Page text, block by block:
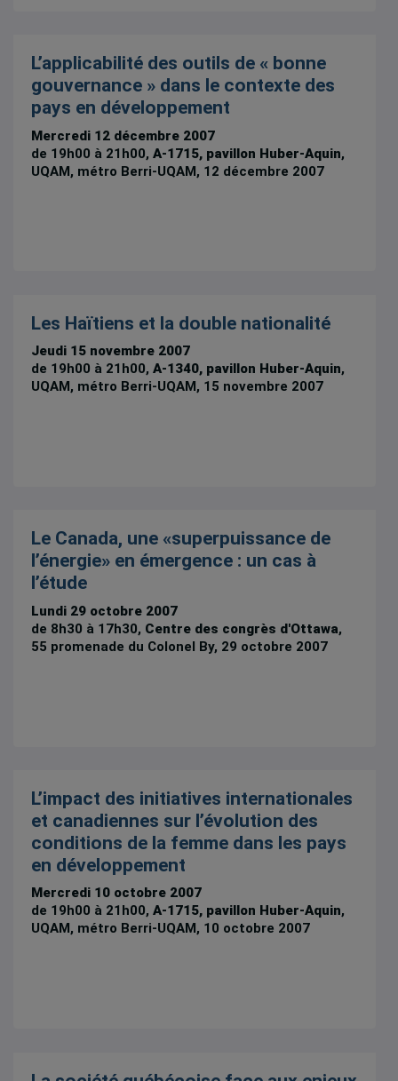
L’applicabilité des outils de « bonne
gouvernance » dans le contexte des
pays en développement
Mercredi 12 décembre 2007
de 19h00 à 21h00,A-1715, pavillon Huber-Aquin,
UQAM, métro Berri-UQAM, 12 décembre 2007
Les Haïtiens et la double nationalité
Jeudi 15 novembre 2007
de 19h00 à 21h00,A-1340, pavillon Huber-Aquin,
UQAM, métro Berri-UQAM, 15 novembre 2007
Le Canada, une «superpuissance de
l’énergie» en émergence : un cas à
l’étude
Lundi 29 octobre 2007
de 8h30 à 17h30, Centre des congrès d'Ottawa,
55 promenade du Colonel By, 29 octobre 2007
L’impact des initiatives internationales
et canadiennes sur l’évolution des
conditions de la femme dans les pays
en développement
Mercredi 10 octobre 2007
de 19h00 à 21h00,A-1715, pavillon Huber-Aquin,
UQAM, métro Berri-UQAM, 10 octobre 2007